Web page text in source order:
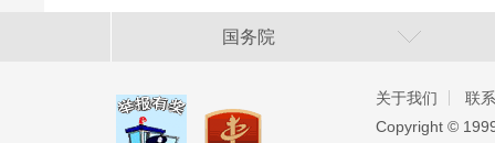
国务院
关于我们
联
Copyright ©️